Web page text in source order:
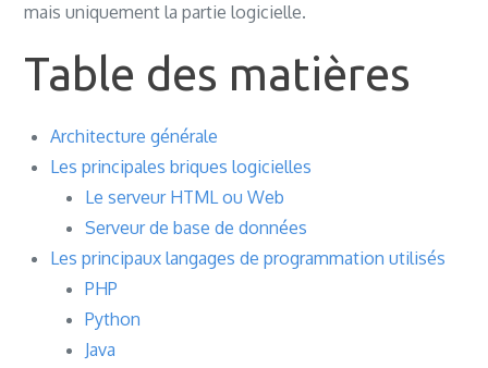
mais uniquement la partie logicielle.
Table des matières
Architecture générale
Les principales briques logicielles
Le serveur HTML ou Web
Serveur de base de données
Les principaux langages de programmation utilisés
PHP
Python
Java